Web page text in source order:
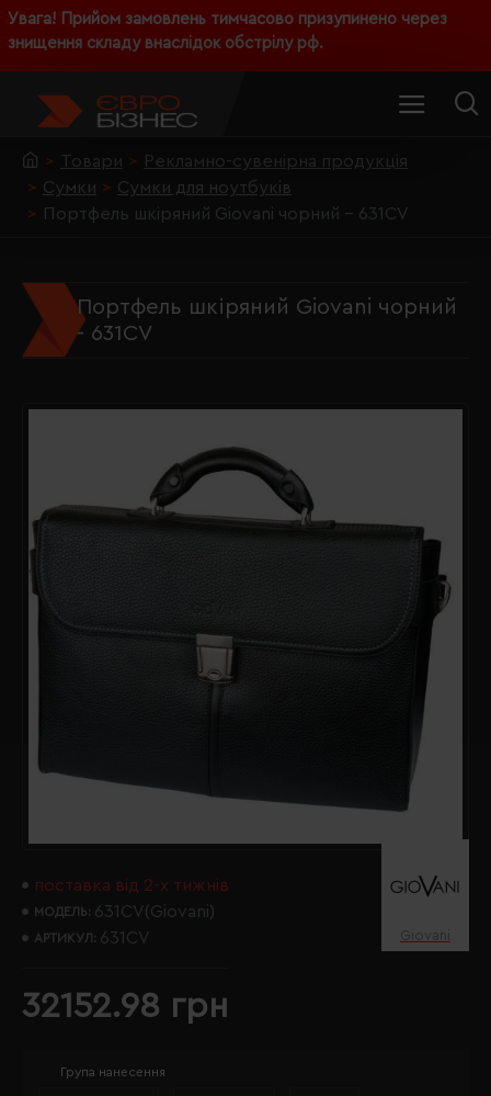
Увага! Прийом замовлень тимчасово призупинено через
знищення складу внаслідок обстрілу рф.
Товари
Рекламно-сувенірна продукція
Сумки
Сумки для ноутбуків
Портфель шкіряний Giovani чорний - 631CV
Портфель шкіряний Giovani чорний
- 631CV
поставка від 2-х тижнів
МОДЕЛЬ: 631CV(Giovani)
АРТИКУЛ: 631CV Giovani
32152.98 грн
Група нанесення